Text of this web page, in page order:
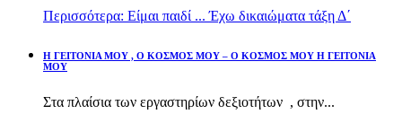
Περισσότερα: Είμαι παιδί ... Έχω δικαιώματα τάξη Δ΄
Η ΓΕΙΤΟΝΙΑ ΜΟΥ , Ο ΚΟΣΜΟΣ ΜΟΥ – Ο ΚΟΣΜΟΣ ΜΟΥ Η ΓΕΙΤΟΝΙΑ
ΜΟΥ
Στα πλαίσια των εργαστηρίων δεξιοτήτων , στην...